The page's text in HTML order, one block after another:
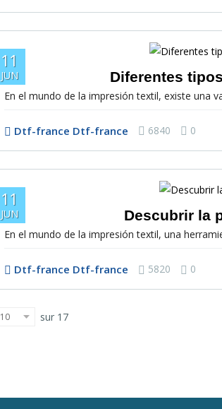
11
JUN Diferentes
En el mundo de la impresión textil, existe una
Dtf-france Dtf-france 6840 0
11
JUN Descubrir la
En el mundo de la impresión textil, una
Dtf-france Dtf-france 5820 0
10 sur 17